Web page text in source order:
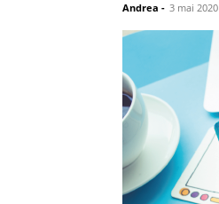
Andrea - 3 mai 2020